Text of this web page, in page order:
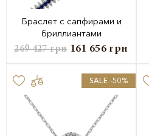
Браслет с сапфирами и
бриллиантами
269 427грн 161 656грн
SALE -50%